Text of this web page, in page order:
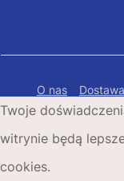
O nas
Copyright ©
Twoje
witrynie będą
cookies.